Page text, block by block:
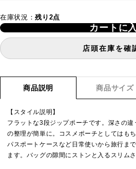
在庫状況：残り2点
カートに
店頭在庫を確
商品説明 商品サイズ
【スタイル説明】
フラットな3段ジップポーチです。深さの
の整理が簡単に。コスメポーチとしてはも
パスポートケースなど日常使いから旅行ま
ます。バッグの隙間にストンと入るスリム